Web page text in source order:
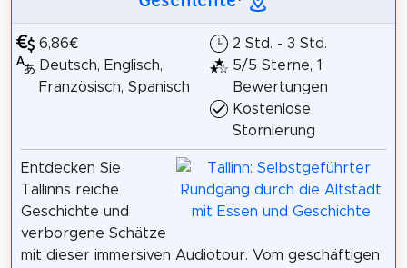
6,86€
Deutsch, Englisch,
Französisch, Spanisch
2 Std. - 3 Std.
5/5 Sterne, 1
Bewertungen
Kostenlose
Stornierung
Entdecken Sie
Tallinns reiche
Geschichte und
verborgene Schätze
mit dieser immersiven Audiotour. Vom geschäftigen